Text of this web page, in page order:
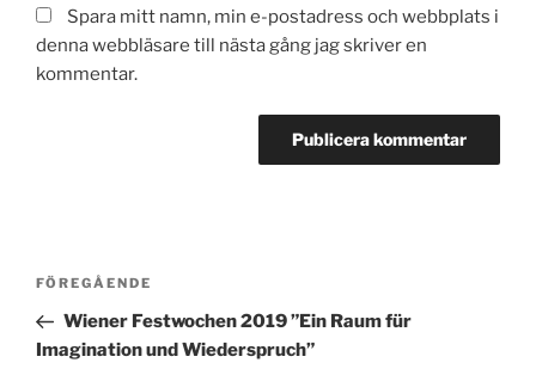
Spara mitt namn, min e-postadress och webbplats i
denna webbläsare till nästa gång jag skriver en
kommentar.
Inläggsnavigering
Föregående
inlägg
FÖREGÅENDE
Wiener Festwochen 2019 ”Ein Raum für
Imagination und Wiederspruch”